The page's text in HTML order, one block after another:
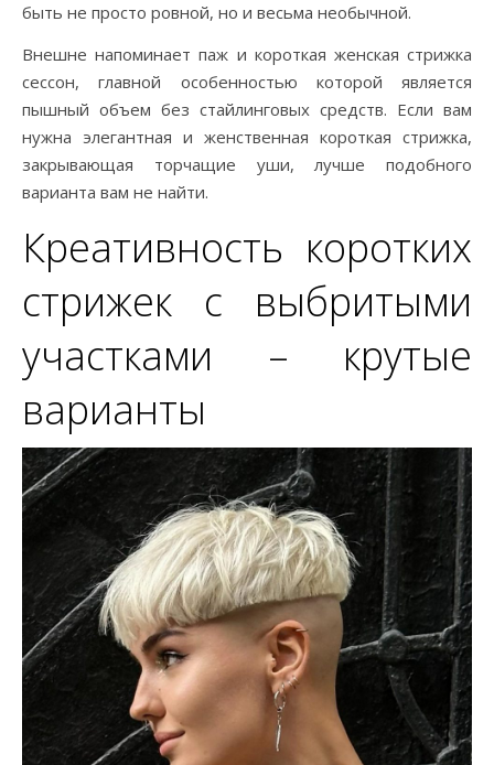
быть не просто ровной, но и весьма необычной.
Внешне напоминает паж и короткая женская стрижка
сессон, главной особенностью которой является
пышный объем без стайлинговых средств. Если вам
нужна элегантная и женственная короткая стрижка,
закрывающая торчащие уши, лучше подобного
варианта вам не найти.
Креативность коротких
стрижек с выбритыми
участками – крутые
варианты